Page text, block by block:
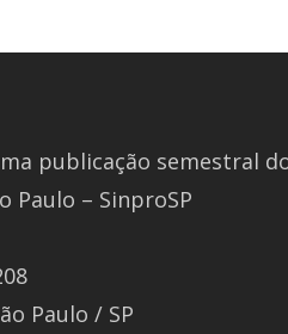
publicação semestral
Paulo – SinproSP
Paulo / SP